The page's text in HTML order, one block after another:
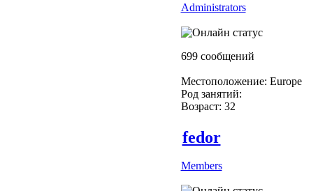
Administrators
699 сообщений
Местоположение: Europe
Род занятий:
Возраст: 32
fedor
Members